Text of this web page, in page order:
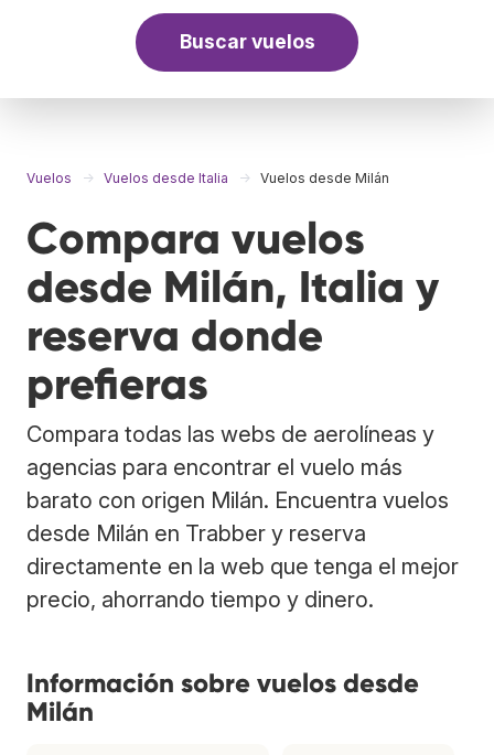
Buscar vuelos
Vuelos Vuelos desde Italia Vuelos desde Milán
Compara vuelos
desde Milán, Italia y
reserva donde
prefieras
Compara todas las webs de aerolíneas y
agencias para encontrar el vuelo más
barato con origen Milán. Encuentra vuelos
desde Milán en Trabber y reserva
directamente en la web que tenga el mejor
precio, ahorrando tiempo y dinero.
Información sobre vuelos desde
Milán